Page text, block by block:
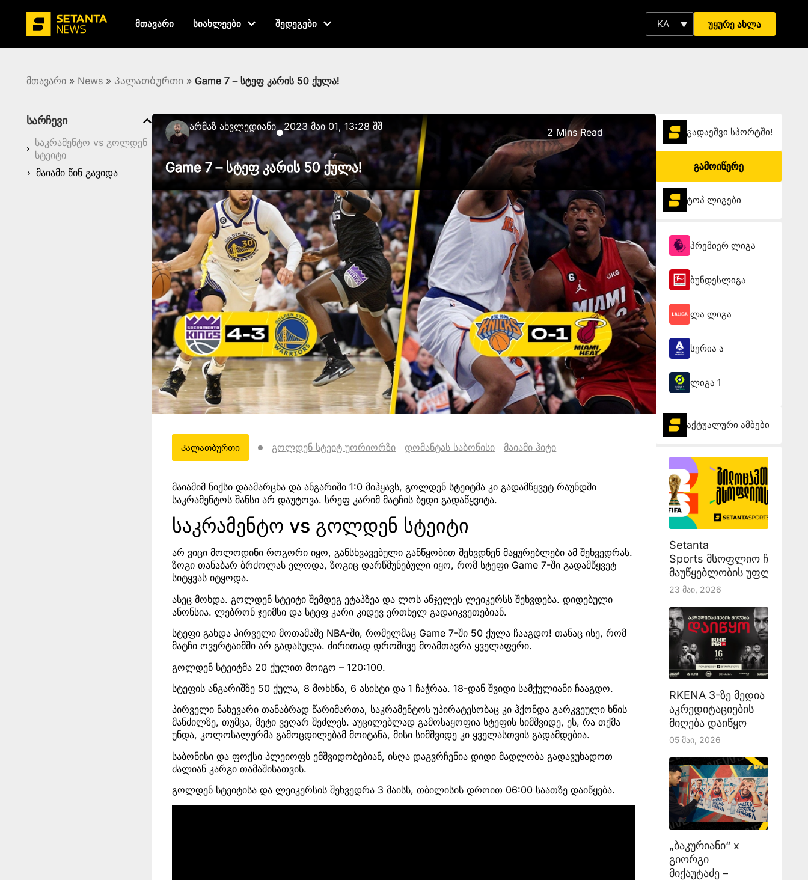
მთავარი სიახლეები შედეგები KA უყურე ახლა
მთავარი » News » Კალათბურთი » Game 7 – სტეფ კარის 50 ქულა!
სარჩევი
საკრამენტო vs გოლდენ
სტეიტი
მაიამი წინ გავიდა
Არმაზ Ახვლედიანი●2023 მაი 01, 13:28 შშ 2 Mins Read
Game 7 – სტეფ კარის 50 ქულა!
Კალათბურთი გოლდენ სტეიტ უორიორზი დომანტას საბონისი მაიამი ჰიტი
მაიამიმ ნიქსი დაამარცხა და ანგარიში 1:0 მიჰყავს, გოლდენ სტეიტმა კი გადამწყვეტ რაუნდში
საკრამენტოს შანსი არ დაუტოვა. სრეფ კარიმ მატჩის ბედი გადაწყვიტა.
საკრამენტო vs გოლდენ სტეიტი
არ ვიცი მოლოდინი როგორი იყო, განსხვავებული განწყობით შეხვდნენ მაყურებლები ამ შეხვედრას.
ზოგი თანაბარ ბრძოლას ელოდა, ზოგიც დარწმუნებული იყო, რომ სტეფი Game 7-ში გადამწყვეტ
სიტყვას იტყოდა.
ასეც მოხდა. გოლდენ სტეიტი შემდეგ ეტაპზეა და ლოს ანჯელეს ლეიკერსს შეხვდება. დიდებული
ანონსია. ლებრონ ჯეიმსი და სტეფ კარი კიდევ ერთხელ გადაიკვეთებიან.
სტეფი გახდა პირველი მოთამაშე NBA-ში, რომელმაც Game 7-ში 50 ქულა ჩააგდო! თანაც ისე, რომ
მატჩი ოვერტაიმში არ გადასულა. ძირითად დროშივე მოამთავრა ყველაფერი.
გოლდენ სტეიტმა 20 ქულით მოიგო – 120:100.
სტეფის ანგარიშზე 50 ქულა, 8 მოხსნა, 6 ასისტი და 1 ჩაჭრაა. 18-დან შვიდი სამქულიანი ჩააგდო.
პირველი ნახევარი თანაბრად წარიმართა, საკრამენტოს უპირატესობაც კი ჰქონდა გარკვეული ხნის
მანძილზე, თუმცა, მეტი ვეღარ შეძლეს. აუცილებლად გამოსაყოფია სტეფის სიმშვიდე, ეს, რა თქმა
უნდა, კოლოსალურმა გამოცდილებამ მოიტანა, მისი სიმშვიდე კი ყველასთვის გადამდებია.
საბონისი და ფოქსი პლეიოფს ემშვიდობებიან, ისღა დაგვრჩენია დიდი მადლობა გადავუხადოთ
ძალიან კარგი თამაშისათვის.
გოლდენ სტეიტისა და ლეიკერსის შეხვედრა 3 მაისს, თბილისის დროით 06:00 საათზე დაიწყება.
გადაეშვი სპორტში!
გამოიწერე
ტოპ ლიგები
პრემიერ ლიგა
ბუნდესლიგა
ლა ლიგა
სერია ა
ლიგა 1
აქტუალური ამბები
Setanta
Sports მსოფლიო
მაუწყებლობის უფლებას
23 Მაი, 2026
RKENA 3-ზე მედია
აკრედიტაციების
მიღება დაიწყო
05 Მაი, 2026
„ბაკურიანი“ x
გიორგი
მიქაუტაძე –